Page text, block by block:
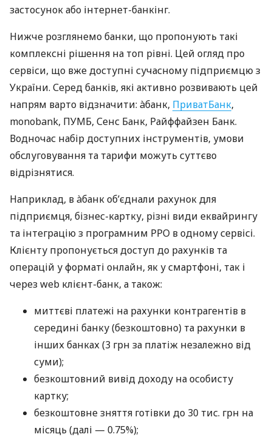
застосунок або інтернет-банкінг.
Нижче розглянемо банки, що пропонують такі
комплексні рішення на топ рівні. Цей огляд про
сервіси, що вже доступні сучасному підприємцю з
України. Серед банків, які активно розвивають цей
напрям варто відзначити: àбанк, ПриватБанк,
monobank, ПУМБ, Сенс Банк, Райффайзен Банк.
Водночас набір доступних інструментів, умови
обслуговування та тарифи можуть суттєво
відрізнятися.
Наприклад, в àбанк об’єднали рахунок для
підприємця, бізнес-картку, різні види еквайрингу
та інтеграцію з програмним РРО в одному сервісі.
Клієнту пропонується доступ до рахунків та
операцій у форматі онлайн, як у смартфоні, так і
через web клієнт-банк, а також:
миттєві платежі на рахунки контрагентів в
середині банку (безкоштовно) та рахунки в
інших банках (3 грн за платіж незалежно від
суми);
безкоштовний вивід доходу на особисту
картку;
безкоштовне зняття готівки до 30 тис. грн на
місяць (далі — 0.75%);